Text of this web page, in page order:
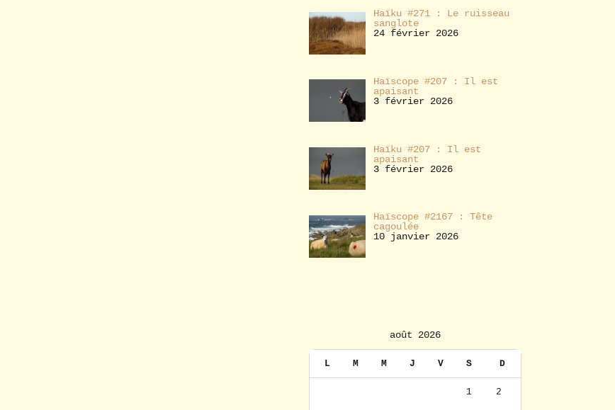
Haïku #271 : Le ruisseau
sanglote
24 février 2026
Haïscope #207 : Il est
apaisant
3 février 2026
Haïku #207 : Il est
apaisant
3 février 2026
Haïscope #2167 : Tête
cagoulée
10 janvier 2026
août 2026
L M M J V S D
1 2